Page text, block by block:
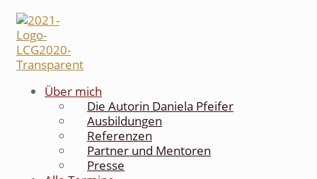
Über mich
Die Autorin Daniela Pfeifer
Ausbildungen
Referenzen
Partner und Mentoren
Presse